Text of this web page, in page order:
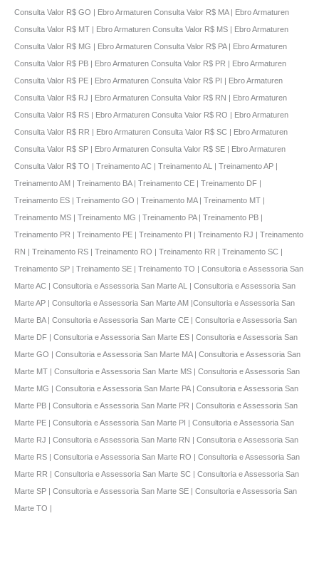
Consulta Valor R$ GO | Ebro Armaturen Consulta Valor R$ MA | Ebro Armaturen
Consulta Valor R$ MT | Ebro Armaturen Consulta Valor R$ MS | Ebro Armaturen
Consulta Valor R$ MG | Ebro Armaturen Consulta Valor R$ PA | Ebro Armaturen
Consulta Valor R$ PB | Ebro Armaturen Consulta Valor R$ PR | Ebro Armaturen
Consulta Valor R$ PE | Ebro Armaturen Consulta Valor R$ PI | Ebro Armaturen
Consulta Valor R$ RJ | Ebro Armaturen Consulta Valor R$ RN | Ebro Armaturen
Consulta Valor R$ RS | Ebro Armaturen Consulta Valor R$ RO | Ebro Armaturen
Consulta Valor R$ RR | Ebro Armaturen Consulta Valor R$ SC | Ebro Armaturen
Consulta Valor R$ SP | Ebro Armaturen Consulta Valor R$ SE | Ebro Armaturen
Consulta Valor R$ TO | Treinamento AC | Treinamento AL | Treinamento AP |
Treinamento AM | Treinamento BA | Treinamento CE | Treinamento DF |
Treinamento ES | Treinamento GO | Treinamento MA | Treinamento MT |
Treinamento MS | Treinamento MG | Treinamento PA | Treinamento PB |
Treinamento PR | Treinamento PE | Treinamento PI | Treinamento RJ | Treinamento
RN | Treinamento RS | Treinamento RO | Treinamento RR | Treinamento SC |
Treinamento SP | Treinamento SE | Treinamento TO | Consultoria e Assessoria San
Marte AC | Consultoria e Assessoria San Marte AL | Consultoria e Assessoria San
Marte AP | Consultoria e Assessoria San Marte AM |Consultoria e Assessoria San
Marte BA | Consultoria e Assessoria San Marte CE | Consultoria e Assessoria San
Marte DF | Consultoria e Assessoria San Marte ES | Consultoria e Assessoria San
Marte GO | Consultoria e Assessoria San Marte MA | Consultoria e Assessoria San
Marte MT | Consultoria e Assessoria San Marte MS | Consultoria e Assessoria San
Marte MG | Consultoria e Assessoria San Marte PA | Consultoria e Assessoria San
Marte PB | Consultoria e Assessoria San Marte PR | Consultoria e Assessoria San
Marte PE | Consultoria e Assessoria San Marte PI | Consultoria e Assessoria San
Marte RJ | Consultoria e Assessoria San Marte RN | Consultoria e Assessoria San
Marte RS | Consultoria e Assessoria San Marte RO | Consultoria e Assessoria San
Marte RR | Consultoria e Assessoria San Marte SC | Consultoria e Assessoria San
Marte SP | Consultoria e Assessoria San Marte SE | Consultoria e Assessoria San
Marte TO |